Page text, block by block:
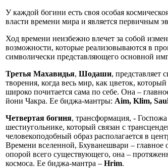
У каждой богини есть своя особая
власти времени мира и является
Ход времени неизбежно влечет за собой
возможности, которые реализовываются в
символически представляющего основной
Третья Махавидья, Шодаши, представляет
творения, когда весь мир, как цветок,
широко почитается сама по себе. Она –
йони Чакра. Ее биджа-мантры: Aim, Klim,
Четвертая богиня, трансформация, -
шестиугольнике, который связан с
человекоподобный образ располагается в
Времени вселенной, Бхуванешвари – главное
опорой всего существующего, она –
космоса. Ее биджа-мантра – Hrim.